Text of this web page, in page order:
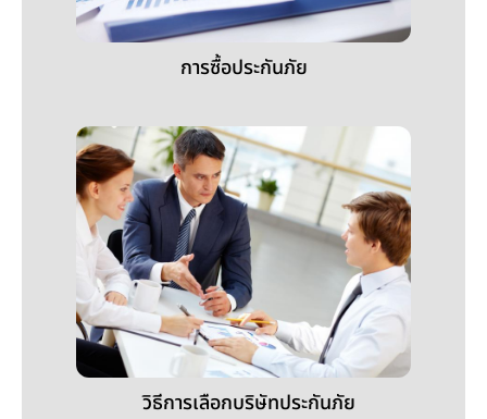
การซื้อประกันภัย
วิธีการเลือกบริษัทประกันภัย